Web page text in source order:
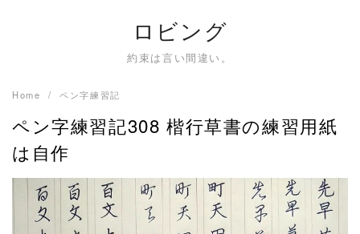
ロビング
約束は言い間違い。
Home ペン字練習記
ペン字練習記308 楷行草書の練習用紙
は自作